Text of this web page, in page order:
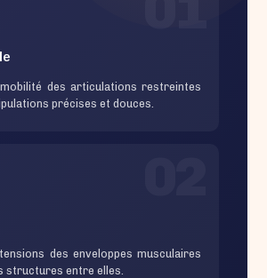
des articulations restreintes
précises et douces.
des enveloppes musculaires
structures entre elles.